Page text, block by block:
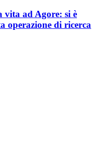
vita ad Agore: si è
operazione di ricerca